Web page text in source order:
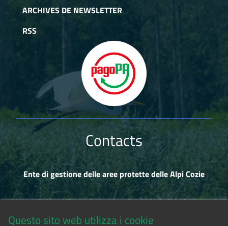
ARCHIVES DE NEWSLETTER
RSS
Contacts
Ente di gestione delle aree protette delle Alpi Cozie
Via Fransuà Fontan, 1 - 10050 Salbertrand (TO)
Questo sito web utilizza i cookie